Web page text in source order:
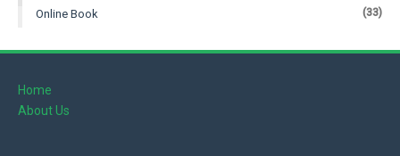
Online Book (33)
Home
About Us